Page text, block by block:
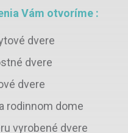
Vám otvoríme :
dvere
dvere
dvere
rodinnom dome
vyrobené dvere